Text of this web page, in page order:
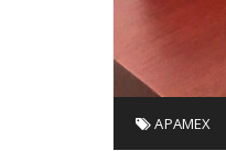
APAMEX